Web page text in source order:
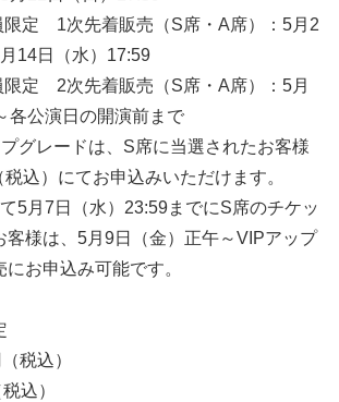
限定 1次先着販売（S席・A席）：5月2
14日（水）17:59
限定 2次先着販売（S席・A席）：5月
各公演日の開演前まで
グレードは、S席に当選されたお客様
込）にてお申込みいただけます。
5月7日（水）23:59までにS席のチケッ
客様は、5月9日（金）正午～VIPアップ
お申込み可能です。
税込）
込）